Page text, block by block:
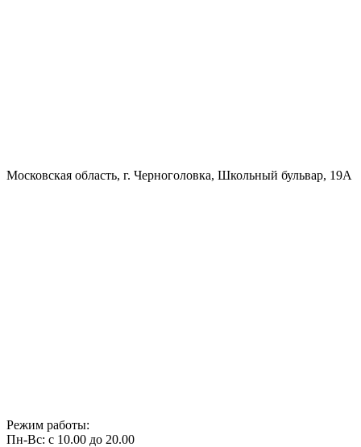
Московская область, г. Черноголовка, Школьный бульвар, 19А
Режим работы:
Пн-Вс: с 10.00 до 20.00